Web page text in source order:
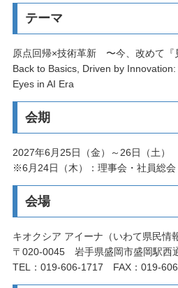
テーマ
原点回帰×技術革新 〜今、改めて『
Back to Basics, Driven by
Eyes in AI Era
会期
2027年6月25日（金）～26日（土）
※6月24日（木）：理事会・社員総会
会場
キオクシア アイーナ（いわて県民情
〒020-0045 岩手県盛岡市盛岡駅西
TEL：019-606-1717 FAX：019-